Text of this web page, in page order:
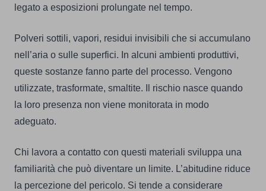
legato a esposizioni prolungate nel tempo.
Polveri sottili, vapori, residui invisibili che si accumulano
nell’aria o sulle superfici. In alcuni ambienti produttivi,
queste sostanze fanno parte del processo. Vengono
utilizzate, trasformate, smaltite. Il rischio nasce quando
la loro presenza non viene monitorata in modo
adeguato.
Chi lavora a contatto con questi materiali sviluppa una
familiarità che può diventare un limite. L’abitudine riduce
la percezione del pericolo. Si tende a considerare